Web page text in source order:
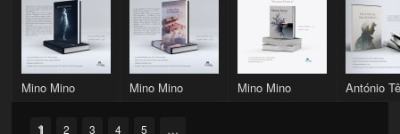
Mino Mino Mino Mino Mino Mino António
1 2 3 4 5 …